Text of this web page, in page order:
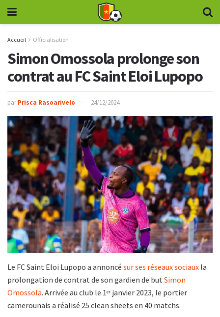
Accueil Officialisation
Simon Omossola prolonge son
contrat au FC Saint Eloi Lupopo
par Prisca Rasoarivelo 24/12/2024
Le FC Saint Eloi Lupopo a annoncé sur ses réseaux sociaux la
prolongation de contrat de son gardien de but Simon
Omossola. Arrivée au club le 1er janvier 2023, le portier
camerounais a réalisé 25 clean sheets en 40 matchs.